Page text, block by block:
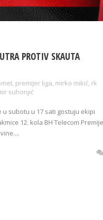
PROTIV SKAUTA
, premijer liga, mirko mikić, rk
suhonjić
u subotu u 17 sati gostuju ekipi
12. kola BH Telecom